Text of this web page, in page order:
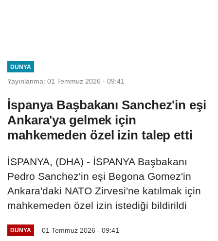
DÜNYA
Yayınlanma: 01 Temmuz 2026 - 09:41
İspanya Başbakanı Sanchez'in eşi
Ankara'ya gelmek için
mahkemeden özel izin talep etti
İSPANYA, (DHA) - İSPANYA Başbakanı
Pedro Sanchez'in eşi Begona Gomez'in
Ankara'daki NATO Zirvesi'ne katılmak için
mahkemeden özel izin istediği bildirildi
DÜNYA 01 Temmuz 2026 - 09:41